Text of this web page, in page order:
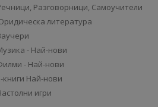
Разговорници, Самоучители
литература
- Най-нови
- Най-нови
книги Най-нови
игри